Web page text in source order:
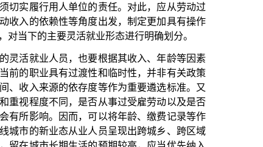
根据其收入、年龄等因素
和临时性，并非有关政策
等作为重要遴选标准。又
从事过受雇劳动以及是否
以将年龄、缴费记录等作
员呈现出跨城乡、跨区域
预期较高，应当优先纳入
性改革目标，有步骤地推
内要以降低缴费负担为着
期则要建立与数字化时代